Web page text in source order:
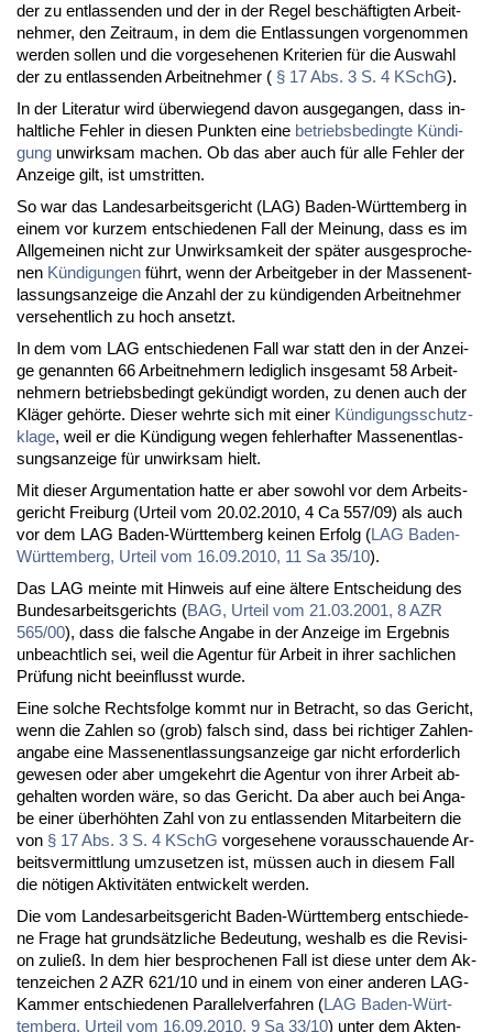
der zu ent­las­sen­den und der in der Re­gel be­schäf­tig­ten Ar­beit­
neh­mer, den Zeit­raum, in dem die Ent­las­sun­gen vor­ge­nom­men
wer­den sol­len und die vor­ge­se­he­nen Kri­te­ri­en für die Aus­wahl
der zu ent­las­sen­den Ar­beit­neh­mer ( § 17 Abs. 3 S. 4 KSchG).
In der Li­te­ra­tur wird über­wie­gend da­von aus­ge­gan­gen, dass in­
halt­li­che Feh­ler in die­sen Punk­ten ei­ne be­triebs­be­ding­te Kün­di­
gung un­wirk­sam ma­chen. Ob das aber auch für al­le Feh­ler der
An­zei­ge gilt, ist um­strit­ten.
So war das Lan­des­ar­beits­ge­richt (LAG) Ba­den-Würt­tem­berg in
ei­nem vor kur­zem ent­schie­de­nen Fall der Mei­nung, dass es im
All­ge­mei­nen nicht zur Un­wirk­sam­keit der spä­ter aus­ge­spro­che­
nen Kün­di­gun­gen führt, wenn der Ar­beit­ge­ber in der Mas­sen­ent­
las­sungs­an­zei­ge die An­zahl der zu kün­di­gen­den Ar­beit­neh­mer
ver­se­hent­lich zu hoch an­setzt.
In dem vom LAG ent­schie­de­nen Fall war statt den in der An­zei­
ge ge­nann­ten 66 Ar­beit­neh­mern le­dig­lich ins­ge­samt 58 Ar­beit­
neh­mern be­triebs­be­dingt ge­kün­digt wor­den, zu de­nen auch der
Klä­ger ge­hör­te. Die­ser wehr­te sich mit ei­ner Kün­di­gungs­schutz­
kla­ge, weil er die Kün­di­gung we­gen feh­ler­haf­ter Mas­sen­ent­las­
sungs­an­zei­ge für un­wirk­sam hielt.
Mit die­ser Ar­gu­men­ta­ti­on hat­te er aber so­wohl vor dem Ar­beits­
ge­richt Frei­burg (Ur­teil vom 20.02.2010, 4 Ca 557/09) als auch
vor dem LAG Ba­den-Würt­tem­berg kei­nen Er­folg (LAG Ba­den-
Würt­tem­berg, Ur­teil vom 16.09.2010, 11 Sa 35/10).
Das LAG mein­te mit Hin­weis auf ei­ne äl­te­re Ent­schei­dung des
Bun­des­ar­beits­ge­richts (BAG, Ur­teil vom 21.03.2001, 8 AZR
565/00), dass die fal­sche An­ga­be in der An­zei­ge im Er­geb­nis
un­be­acht­lich sei, weil die Agen­tur für Ar­beit in ih­rer sach­li­chen
Prü­fung nicht be­ein­flusst wur­de.
Ei­ne sol­che Rechts­fol­ge kommt nur in Be­tracht, so das Ge­richt,
wenn die Zah­len so (grob) falsch sind, dass bei rich­ti­ger Zah­len­
an­ga­be ei­ne Mas­sen­ent­las­sungs­an­zei­ge gar nicht er­for­der­lich
ge­we­sen oder aber um­ge­kehrt die Agen­tur von ih­rer Ar­beit ab­
ge­hal­ten wor­den wä­re, so das Ge­richt. Da aber auch bei An­ga­
be ei­ner über­höh­ten Zahl von zu ent­las­sen­den Mit­ar­bei­tern die
von § 17 Abs. 3 S. 4 KSchG vor­ge­se­he­ne vor­aus­schau­en­de Ar­
beits­ver­mitt­lung um­zu­set­zen ist, müs­sen auch in die­sem Fall
die nö­ti­gen Ak­ti­vi­tä­ten ent­wi­ckelt wer­den.
Die vom Lan­des­ar­beits­ge­richt Ba­den-Würt­tem­berg ent­schie­de­
ne Fra­ge hat grund­sätz­li­che Be­deu­tung, wes­halb es die Re­vi­si­
on zu­ließ. In dem hier be­spro­che­nen Fall ist die­se un­ter dem Ak­
ten­zei­chen 2 AZR 621/10 und in ei­nem von ei­ner an­de­ren LAG-
Kam­mer ent­schie­de­nen Par­al­lel­ver­fah­ren (LAG Ba­den-Würt­
tem­berg, Ur­teil vom 16.09.2010, 9 Sa 33/10) un­ter dem Ak­ten­